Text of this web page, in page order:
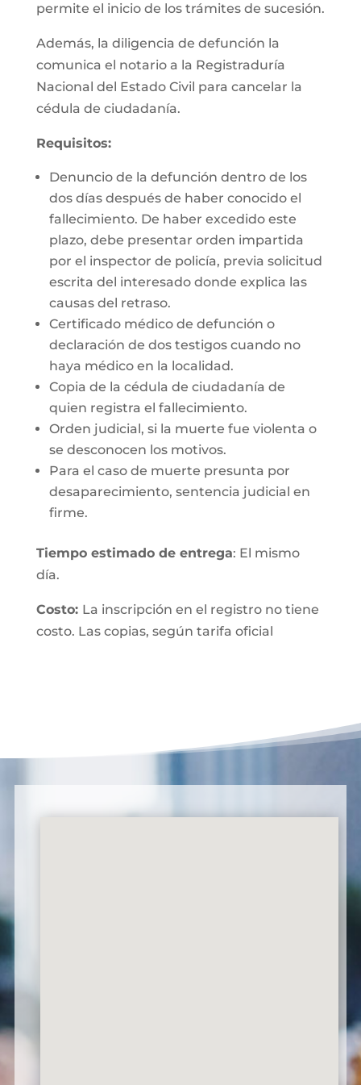
permite el inicio de los trámites de sucesión.
Además, la diligencia de defunción la
comunica el notario a la Registraduría
Nacional del Estado Civil para cancelar la
cédula de ciudadanía.
Requisitos:
Denuncio de la defunción dentro de los
dos días después de haber conocido el
fallecimiento. De haber excedido este
plazo, debe presentar orden impartida
por el inspector de policía, previa solicitud
escrita del interesado donde explica las
causas del retraso.
Certificado médico de defunción o
declaración de dos testigos cuando no
haya médico en la localidad.
Copia de la cédula de ciudadanía de
quien registra el fallecimiento.
Orden judicial, si la muerte fue violenta o
se desconocen los motivos.
Para el caso de muerte presunta por
desaparecimiento, sentencia judicial en
firme.
Tiempo estimado de entrega: El mismo
día.
Costo: La inscripción en el registro no tiene
costo. Las copias, según tarifa oficial